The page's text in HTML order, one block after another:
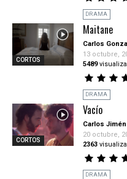
DRAMA
CORTOS
Maitane
Carlos
13 octubre,
5489
DRAMA
CORTOS
Vacío
Carlos
20 octubre,
2363
DRAMA